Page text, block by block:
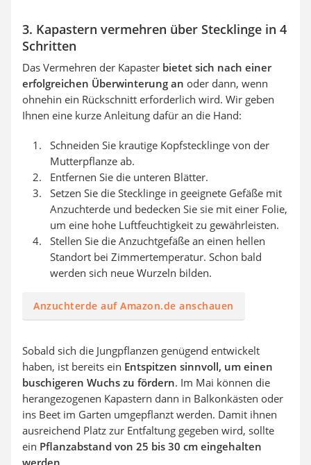
3. Kapastern vermehren über Stecklinge in 4
Schritten
Das Vermehren der Kapaster bietet sich nach einer
erfolgreichen Überwinterung an oder dann, wenn
ohnehin ein Rückschnitt erforderlich wird. Wir geben
Ihnen eine kurze Anleitung dafür an die Hand:
Schneiden Sie krautige Kopfstecklinge von der
Mutterpflanze ab.
Entfernen Sie die unteren Blätter.
Setzen Sie die Stecklinge in geeignete Gefäße mit
Anzuchterde und bedecken Sie sie mit einer Folie,
um eine hohe Luftfeuchtigkeit zu gewährleisten.
Stellen Sie die Anzuchtgefäße an einen hellen
Standort bei Zimmertemperatur. Schon bald
werden sich neue Wurzeln bilden.
Anzuchterde auf Amazon.de anschauen
Sobald sich die Jungpflanzen genügend entwickelt
haben, ist bereits ein Entspitzen sinnvoll, um einen
buschigeren Wuchs zu fördern. Im Mai können die
herangezogenen Kapastern dann in Balkonkästen oder
ins Beet im Garten umgepflanzt werden. Damit ihnen
ausreichend Platz zur Entfaltung gegeben wird, sollte
ein Pflanzabstand von 25 bis 30 cm eingehalten
werden